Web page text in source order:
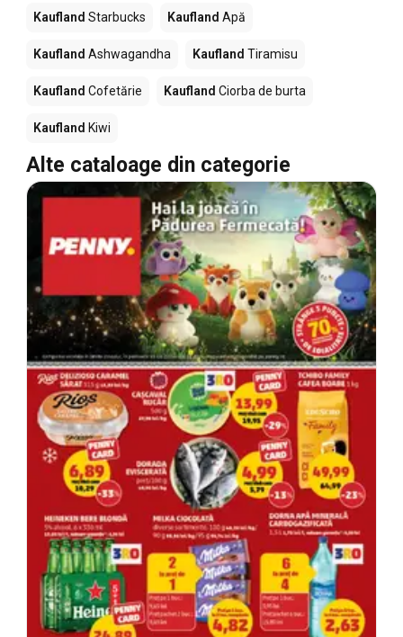
Kaufland Starbucks Kaufland Apă
Kaufland Ashwagandha Kaufland Tiramisu
Kaufland Cofetărie Kaufland Ciorba de burta
Kaufland Kiwi
Alte cataloage din categorie